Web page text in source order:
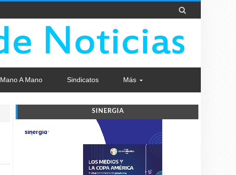

Mano A Mano Sindicatos Más
SINERGIA